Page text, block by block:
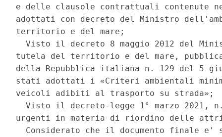
e delle clausole contrattuali contenute
adottati con decreto del Ministro
territorio e del mare;
Visto il decreto 8 maggio 2012 del
tutela del territorio e del mare,
della Repubblica italiana n. 129 del 5
stati adottati i «Criteri ambientali
veicoli adibiti al trasporto su strada»;
Visto il decreto-legge 1° marzo 2021,
urgenti in materia di riordino delle
Considerato che il documento finale e'